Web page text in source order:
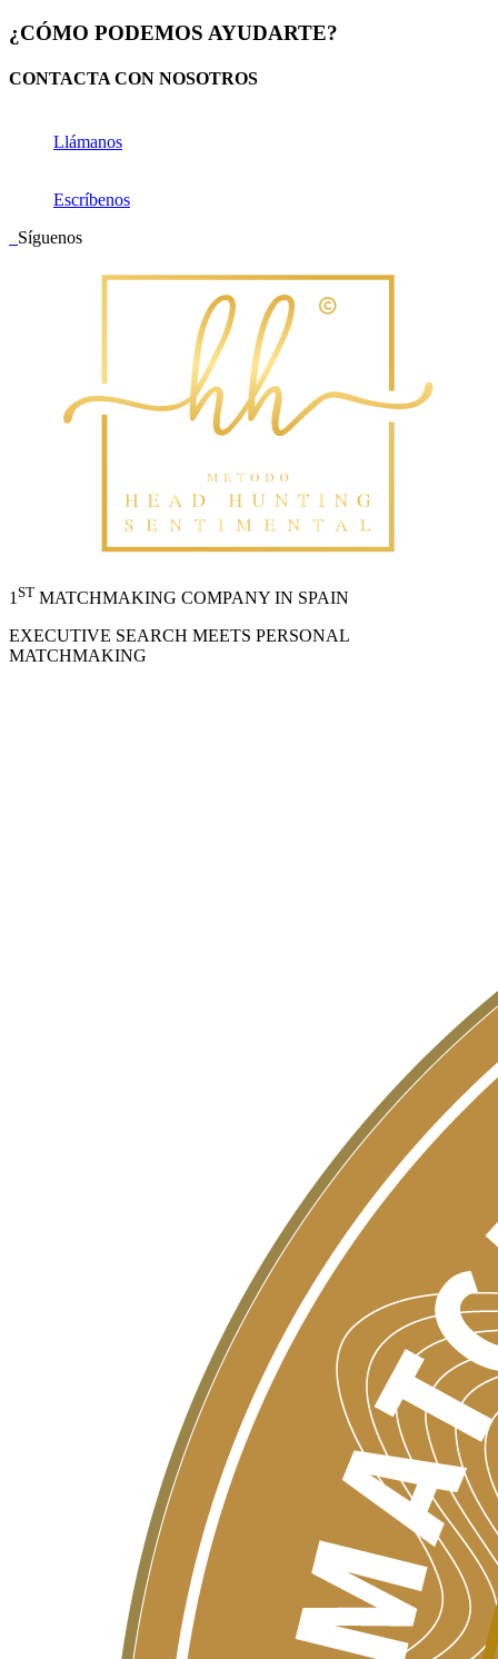
¿CÓMO PODEMOS AYUDARTE?
CONTACTA CON NOSOTROS
Llámanos
Escríbenos
Síguenos
1 ST MATCHMAKING COMPANY IN SPAIN
EXECUTIVE SEARCH MEETS PERSONAL
MATCHMAKING